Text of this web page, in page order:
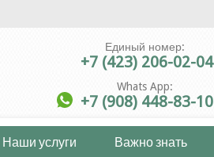
Единый номер:
+7 (423) 206-02-04
Whats App:
+7 (908) 448-83-10
Наши услуги Важно знать